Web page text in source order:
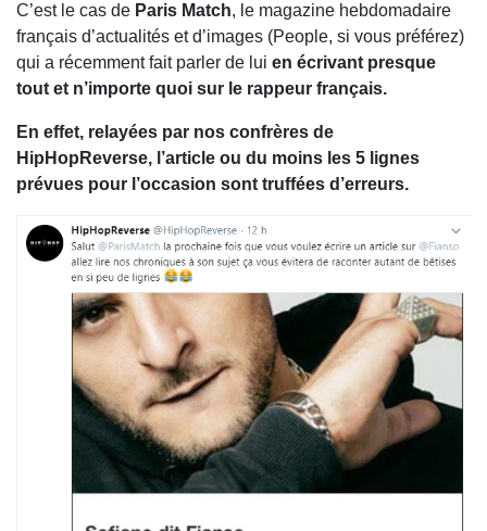
C’est le cas de Paris Match, le magazine hebdomadaire
français d’actualités et d’images (People, si vous préférez)
qui a récemment fait parler de lui en écrivant presque
tout et n’importe quoi sur le rappeur français.
En effet, relayées par nos confrères de
HipHopReverse, l’article ou du moins les 5 lignes
prévues pour l’occasion sont truffées d’erreurs.